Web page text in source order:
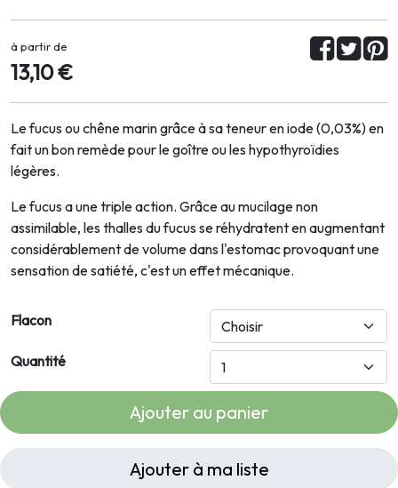
à partir de
13,10 €
Le fucus ou chêne marin grâce à sa teneur en iode (0,03%) en
fait un bon remède pour le goître ou les hypothyroïdies
légères.
Le fucus a une triple action. Grâce au mucilage non
assimilable, les thalles du fucus se réhydratent en augmentant
considérablement de volume dans l'estomac provoquant une
sensation de satiété, c'est un effet mécanique.
Flacon
Quantité
Ajouter au panier
Ajouter à ma liste